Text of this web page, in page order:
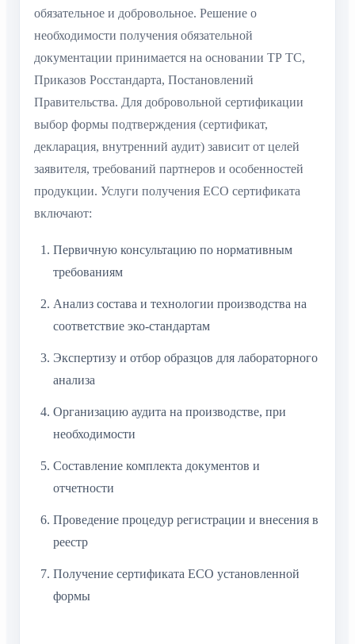
обязательное и добровольное. Решение о
необходимости получения обязательной
документации принимается на основании ТР ТС,
Приказов Росстандарта, Постановлений
Правительства. Для добровольной сертификации
выбор формы подтверждения (сертификат,
декларация, внутренний аудит) зависит от целей
заявителя, требований партнеров и особенностей
продукции. Услуги получения ECO сертификата
включают:
Первичную консультацию по нормативным
требованиям
Анализ состава и технологии производства на
соответствие эко-стандартам
Экспертизу и отбор образцов для лабораторного
анализа
Организацию аудита на производстве, при
необходимости
Составление комплекта документов и
отчетности
Проведение процедур регистрации и внесения в
реестр
Получение сертификата ECO установленной
формы